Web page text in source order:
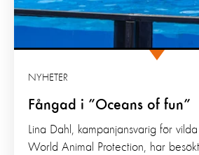
Fångad i ”Oceans of fun”
NYHETER
Lina Dahl, kampanjansvarig för
World Animal Protection, har